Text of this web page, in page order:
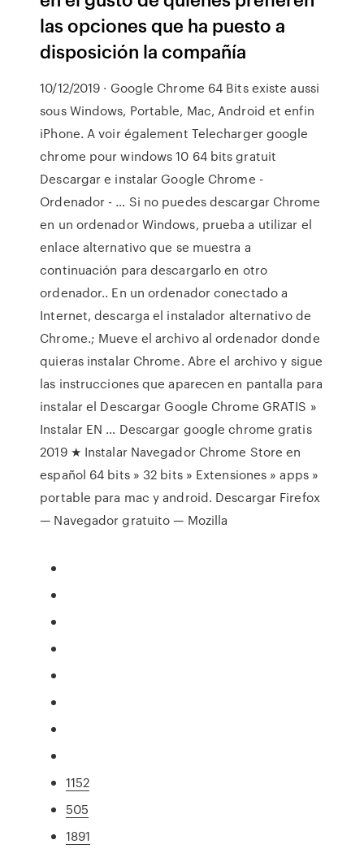
las opciones que ha puesto a
disposición la compañía
10/12/2019 · Google Chrome 64 Bits existe aussi
sous Windows, Portable, Mac, Android et enfin
iPhone. A voir également Telecharger google
chrome pour windows 10 64 bits gratuit
Descargar e instalar Google Chrome -
Ordenador - … Si no puedes descargar Chrome
en un ordenador Windows, prueba a utilizar el
enlace alternativo que se muestra a
continuación para descargarlo en otro
ordenador.. En un ordenador conectado a
Internet, descarga el instalador alternativo de
Chrome.; Mueve el archivo al ordenador donde
quieras instalar Chrome. Abre el archivo y sigue
las instrucciones que aparecen en pantalla para
instalar el Descargar Google Chrome GRATIS »
Instalar EN … Descargar google chrome gratis
2019 ★ Instalar Navegador Chrome Store en
español 64 bits » 32 bits » Extensiones » apps »
portable para mac y android. Descargar Firefox
— Navegador gratuito — Mozilla
1152
505
1891